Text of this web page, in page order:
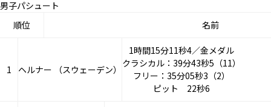
男子パシュート
順位
名前
1 ヘルナー （スウェーデン）
1時間15分11秒4／金メダル
クラシカル：39分43秒5（11）
フリー：35分05秒3（2）
ピット 22秒6